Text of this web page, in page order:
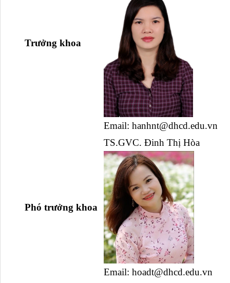
Trưởng khoa
Email: hanhnt@dhcd.edu.vn
Phó trưởng khoa
TS.GVC. Đinh Thị Hòa
Email: hoadt@dhcd.edu.vn